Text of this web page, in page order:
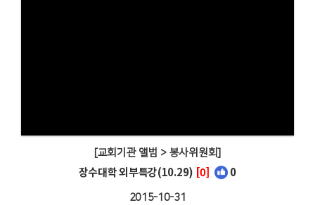
[교회기관 앨범 > 봉사위원회]
장수대학 외부특강(10.29) [0] 0
2015-10-31